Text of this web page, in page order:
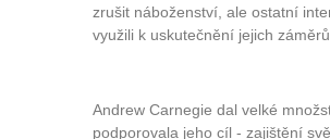
zrušit náboženství, ale ostatní
využili k uskutečnění jejich
Andrew Carnegie dal velké
podporovala jeho cíl - zajištění